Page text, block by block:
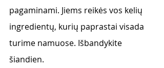
pagaminami. Jiems reikės vos kelių
ingredientų, kurių paprastai visada
turime namuose. Išbandykite
šiandien.